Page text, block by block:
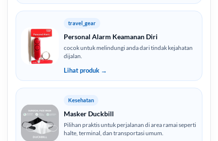
travel_gear
Personal Alarm Keamanan Diri
cocok untuk melindungi anda dari tindak kejahatan
dijalan.
Lihat produk →
Kesehatan
Masker Duckbill
Pilihan praktis untuk perjalanan di area ramai seperti
halte, terminal, dan transportasi umum.